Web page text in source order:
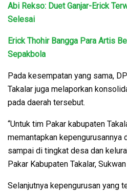
Abi Rekso: Duet Ganjar-Erick
Selesai
Erick Thohir Bangga Para Artis
Sepakbola
Pada kesempatan yang sama,
Takalar juga melaporkan
pada daerah tersebut.
“Untuk tim Pakar kabupaten
memantapkan kepengurusannya
sampai di tingkat desa dan
Pakar Kabupaten Takalar,
Selanjutnya kepengurusan yang